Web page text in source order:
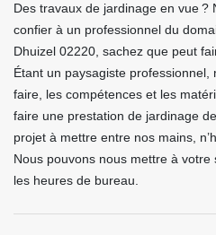
Des travaux de jardinage en vue ?
confier à un professionnel du
Dhuizel 02220, sachez que peut
Étant un paysagiste professionnel,
faire, les compétences et les
faire une prestation de jardinage
projet à mettre entre nos mains,
Nous pouvons nous mettre à
les heures de bureau.